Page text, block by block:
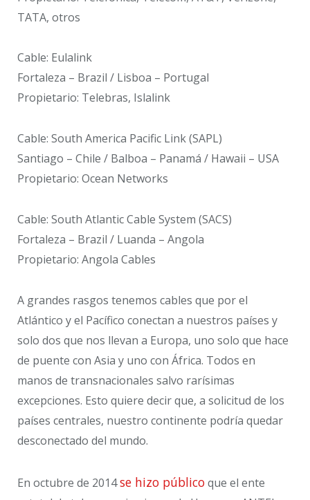
TATA, otros
Cable: Eulalink
Fortaleza – Brazil / Lisboa – Portugal
Propietario: Telebras, Islalink
Cable: South America Pacific Link (SAPL)
Santiago – Chile / Balboa – Panamá / Hawaii – USA
Propietario: Ocean Networks
Cable: South Atlantic Cable System (SACS)
Fortaleza – Brazil / Luanda – Angola
Propietario: Angola Cables
A grandes rasgos tenemos cables que por el
Atlántico y el Pacífico conectan a nuestros países y
solo dos que nos llevan a Europa, uno solo que hace
de puente con Asia y uno con África. Todos en
manos de transnacionales salvo rarísimas
excepciones. Esto quiere decir que, a solicitud de los
países centrales, nuestro continente podría quedar
desconectado del mundo.
En octubre de 2014se hizo públicoque el ente